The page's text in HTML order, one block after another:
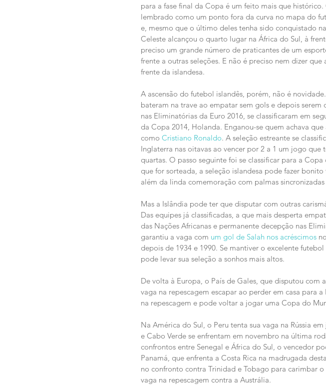
para a fase final da Copa é um feito mais que
lembrado como um ponto fora da curva no mapa do
e, mesmo que o último deles tenha sido conquistado
Celeste alcançou o quarto lugar na África do Sul, à
preciso um grande número de praticantes de um
frente a outras seleções. E não é preciso nem dizer
frente da islandesa.
A ascensão do futebol islandês, porém, não é
bateram na trave ao empatar sem gols e depois
nas Eliminatórias da Euro 2016, se classificaram em
da Copa 2014, Holanda. Enganou-se quem achava
como Cristiano Ronaldo. A seleção estreante se
Inglaterra nas oitavas ao vencer por 2 a 1 um jogo
quartas. O passo seguinte foi se classificar para a
que for sorteada, a seleção islandesa pode fazer
além da linda comemoração com palmas
Mas a Islândia pode ter que disputar com outras
Das equipes já classificadas, a que mais desperta
das Nações Africanas e permanente decepção nas
garantiu a vaga com um gol de Salah nos acréscimos
depois de 1934 e 1990. Se mantiver o excelente
pode levar sua seleção a sonhos mais altos.
De volta à Europa, o País de Gales, que disputou com
vaga na repescagem escapar ao perder em casa para
na repescagem e pode voltar a jogar uma Copa do
Na América do Sul, o Peru tenta sua vaga na Rússia
e Cabo Verde se enfrentam em novembro na última
confrontos entre Senegal e África do Sul, o vencedor
Panamá, que enfrenta a Costa Rica na madrugada
no confronto contra Trinidad e Tobago para carimbar
vaga na repescagem contra a Austrália.